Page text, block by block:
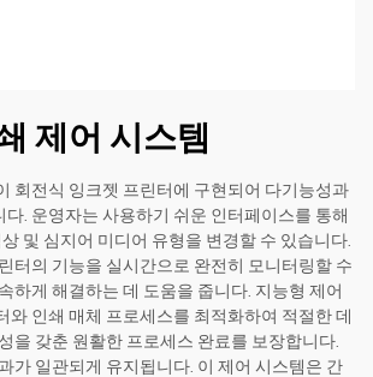
제어 시스템
회전식 잉크젯 프린터에 구현되어 다기능성과
. 운영자는 사용하기 쉬운 인터페이스를 통해
및 심지어 미디어 유형을 변경할 수 있습니다.
터의 기능을 실시간으로 완전히 모니터링할 수
하게 해결하는 데 도움을 줍니다. 지능형 제어
와 인쇄 매체 프로세스를 최적화하여 적절한 데
을 갖춘 원활한 프로세스 완료를 보장합니다.
가 일관되게 유지됩니다. 이 제어 시스템은 간